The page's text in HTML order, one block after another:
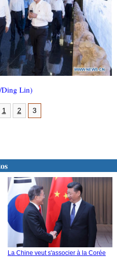
Lin)
1 2 3
La Chine veut s'associer à la Corée